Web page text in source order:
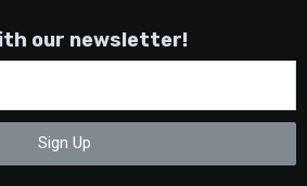
our newsletter!
Sign Up